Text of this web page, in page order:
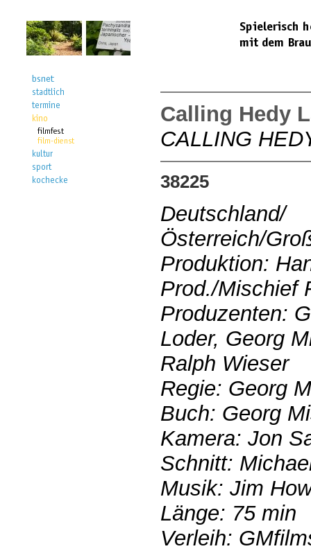
Calling Hedy
CALLING
38225
Deutschland/
Österreich/
Produktion:
Prod./Mischief
Produzenten:
Loder, Georg
Ralph Wieser
Regie: Georg
Buch: Georg
Kamera: Jon
Schnitt:
Musik: Jim
Länge: 75 min
Verleih: